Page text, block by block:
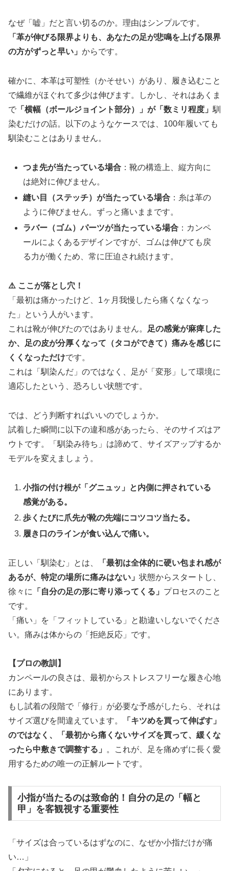
なぜ「嘘」だと言い切るのか。理由はシンプルです。
「革が伸びる限界よりも、あなたの足が悲鳴を上げる限界
の方がずっと早い」 からです。
確かに、本革は可塑性（かそせい）があり、履き込むこと
で繊維がほぐれて多少は伸びます。しかし、それはあくま
で 「横幅（ボールジョイント部分）」が「数ミリ程度」 馴
染むだけの話。以下のようなケースでは、100年履いても
馴染むことはありません。
つま先が当たっている場合 ：靴の構造上、縦方向に
は絶対に伸びません。
縫い目（ステッチ）が当たっている場合 ：糸は革の
ように伸びません。ずっと痛いままです。
ラバー（ゴム）パーツが当たっている場合 ：カンペ
ールによくあるデザインですが、ゴムは伸びても戻
る力が働くため、常に圧迫され続けます。
⚠️ ここが落とし穴！
「最初は痛かったけど、1ヶ月我慢したら痛くなくなっ
た」という人がいます。
これは靴が伸びたのではありません。
足の感覚が麻痺した
か、足の皮が分厚くなって（タコができて）痛みを感じに
くくなっただけです。
これは「馴染んだ」のではなく、足が「変形」して環境に
適応したという、恐ろしい状態です。
では、どう判断すればいいのでしょうか。
試着した瞬間に以下の違和感があったら、そのサイズはア
ウトです。「馴染み待ち」は諦めて、サイズアップするか
モデルを変えましょう。
小指の付け根が「グニュッ」と内側に押されている
感覚がある。
歩くたびに爪先が靴の先端にコツコツ当たる。
履き口のラインが食い込んで痛い。
正しい「馴染む」とは、
「最初は全体的に硬い包まれ感が
あるが、特定の場所に痛みはない」 状態からスタートし、
徐々に
「自分の足の形に寄り添ってくる」 プロセスのこと
です。
「痛い」を「フィットしている」と勘違いしないでくださ
い。痛みは体からの「拒絶反応」です。
【プロの教訓】
カンペールの良さは、最初からストレスフリーな履き心地
にあります。
もし試着の段階で「修行」が必要な予感がしたら、それは
サイズ選びを間違えています。
「キツめを買って伸ばす」
のではなく、「最初から痛くないサイズを買って、緩くな
ったら中敷きで調整する」 。これが、足を痛めずに長く愛
用するための唯一の正解ルートです。
小指が当たるのは致命的！自分の足の「幅と
甲」を客観視する重要性
「サイズは合っているはずなのに、なぜか小指だけが痛
い…」